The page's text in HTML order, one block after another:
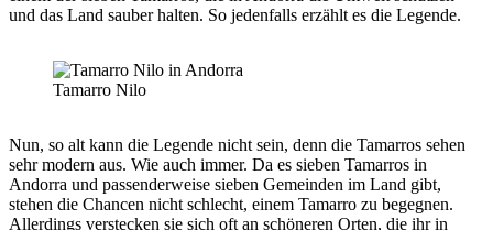
und das Land sauber halten. So jedenfalls erzählt es die Legende.
Tamarro Nilo
Nun, so alt kann die Legende nicht sein, denn die Tamarros sehen
sehr modern aus. Wie auch immer. Da es sieben Tamarros in
Andorra und passenderweise sieben Gemeinden im Land gibt,
stehen die Chancen nicht schlecht, einem Tamarro zu begegnen.
Allerdings verstecken sie sich oft an schöneren Orten, die ihr in